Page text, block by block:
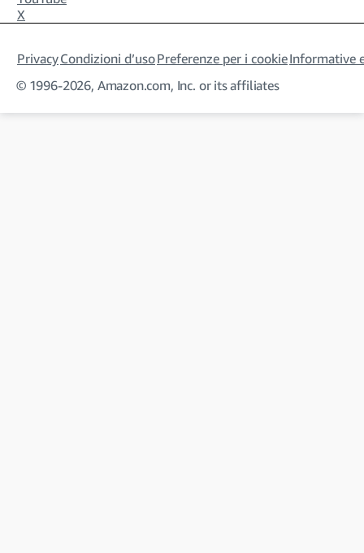
X
PrivacyCondizioni d’usoPreferenze per i cookieInformative
© 1996-2026, Amazon.com, Inc. or its affiliates